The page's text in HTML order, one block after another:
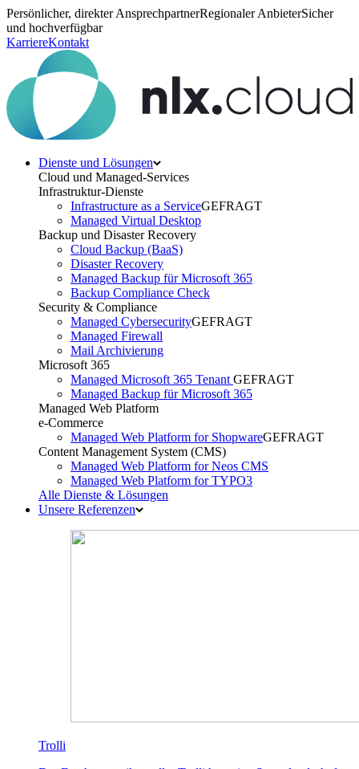
Persönlicher, direkter AnsprechpartnerRegionaler AnbieterSicher
und hochverfügbar
KarriereKontakt
Dienste und Lösungen
Cloud und Managed-Services
Infrastruktur-Dienste
Infrastructure as a ServiceGEFRAGT
Managed Virtual Desktop
Backup und Disaster Recovery
Cloud Backup (BaaS)
Disaster Recovery
Managed Backup für Microsoft 365
Backup Compliance Check
Security & Compliance
Managed CybersecurityGEFRAGT
Managed Firewall
Mail Archivierung
Microsoft 365
Managed Microsoft 365 Tenant GEFRAGT
Managed Backup für Microsoft 365
Managed Web Platform
e-Commerce
Managed Web Platform for ShopwareGEFRAGT
Content Management System (CMS)
Managed Web Platform for Neos CMS
Managed Web Platform for TYPO3
Alle Dienste & Lösungen
Unsere Referenzen
Trolli